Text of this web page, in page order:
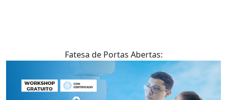
Fatesa de Portas Abertas: